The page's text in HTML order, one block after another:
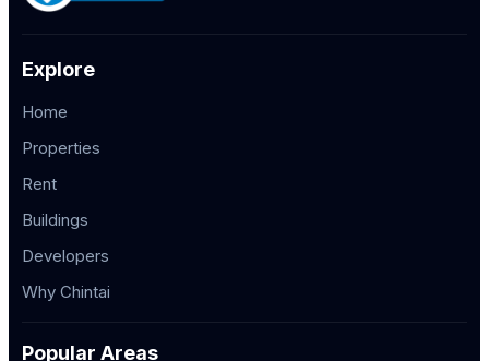
Explore
Home
Properties
Rent
Buildings
Developers
Why Chintai
Popular Areas